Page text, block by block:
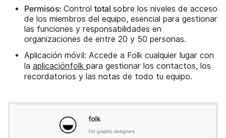
Permisos: Control total sobre los niveles de acceso
de los miembros del equipo, esencial para gestionar
las funciones y responsabilidades en
organizaciones de entre 20 y 50 personas.
Aplicación móvil: Accede a Folk cualquier lugar con
la aplicaciónfolk para gestionar los contactos, los
recordatorios y las notas de todo tu equipo.